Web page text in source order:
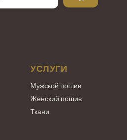
УСЛУГИ
Мужской пошив
Женский пошив
Ткани